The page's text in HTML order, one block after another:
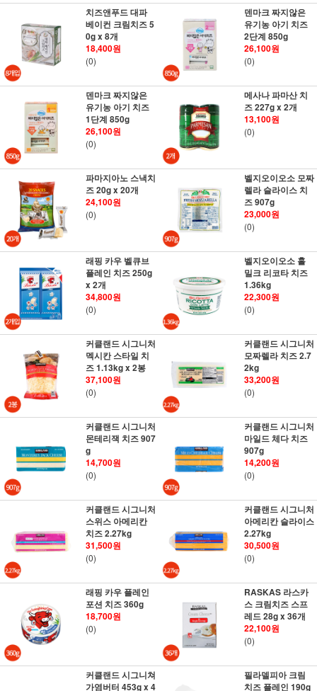
치즈앤푸드 대파
베이컨 크림치즈 5
0g x 8개
18,400원
(0)
덴마크 짜지않은
유기농 아기 치즈
2단계 850g
26,100원
(0)
덴마크 짜지않은
유기농 아기 치즈
1단계 850g
26,100원
(0)
메사나 파마산 치
즈 227g x 2개
13,100원
(0)
파마지아노 스낵치
즈 20g x 20개
24,100원
(0)
벨지오이오소 모짜
렐라 슬라이스 치
즈 907g
23,000원
(0)
래핑 카우 벨큐브
플레인 치즈 250g
x 2개
34,800원
(0)
벨지오이오소 홀
밀크 리코타 치즈
1.36kg
22,300원
(0)
커클랜드 시그니처
멕시칸 스타일 치
즈 1.13kg x 2봉
37,100원
(0)
커클랜드 시그니처
모짜렐라 치즈 2.7
2kg
33,200원
(0)
커클랜드 시그니처
몬테리잭 치즈 907
g
14,700원
(0)
커클랜드 시그니처
마일드 체다 치즈
907g
14,200원
(0)
커클랜드 시그니처
스위스 아메리칸
치즈 2.27kg
31,500원
(0)
커클랜드 시그니처
아메리칸 슬라이스
2.27kg
30,500원
(0)
래핑 카우 플레인
포션 치즈 360g
18,700원
(0)
RASKAS 라스카
스 크림치즈 스프
레드 28g x 36개
22,100원
(0)
커클랜드 시그니쳐
가염버터 453g x 4
필라델피아 크림
치즈 플레인 190g